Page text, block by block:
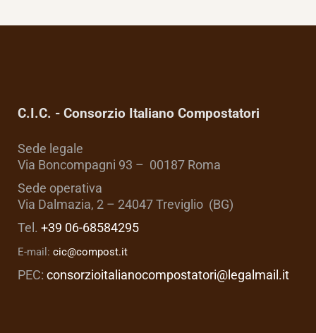
C.I.C. - Consorzio Italiano Compostatori
Sede legale
Via Boncompagni 93 – 00187 Roma
Sede operativa
Via Dalmazia, 2 – 24047 Treviglio (BG)
Tel. +39 06-68584295
E-mail: cic@compost.it
PEC: consorzioitalianocompostatori@legalmail.it